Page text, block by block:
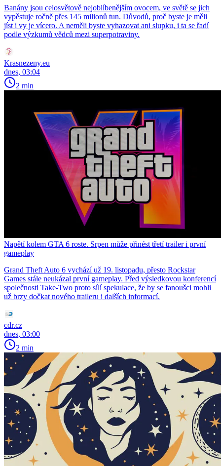
Banány jsou celosvětově nejoblíbenějším ovocem, ve světě se jich
vypěstuje ročně přes 145 milionů tun. Důvodů, proč byste je měli
jíst i vy je vícero. A neměli byste vyhazovat ani slupku, i ta se řadí
podle výzkumů vědců mezi superpotraviny.
Krasnezeny.eu
dnes, 03:04
2 min
Napětí kolem GTA 6 roste. Srpen může přinést třetí trailer i první
gameplay
Grand Theft Auto 6 vychází už 19. listopadu, přesto Rockstar
Games stále neukázal první gameplay. Před výsledkovou konferencí
společnosti Take-Two proto sílí spekulace, že by se fanoušci mohli
už brzy dočkat nového traileru i dalších informací.
cdr.cz
dnes, 03:00
2 min